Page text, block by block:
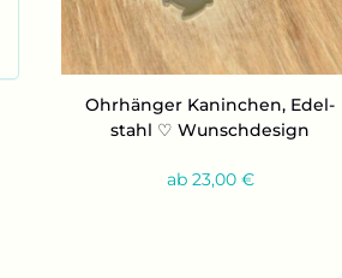
Ohr­hän­ger Ka­nin­chen, Edel­
stahl ♡ Wunsch­de­sign
ab 23,00 €